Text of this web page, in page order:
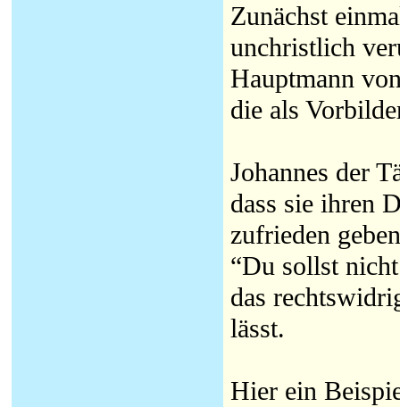
Zunächst
unchristlich
Hauptmann
die als
Johannes der
dass sie ihren
zufrieden
“Du sollst
das
lässt.
Hier ein